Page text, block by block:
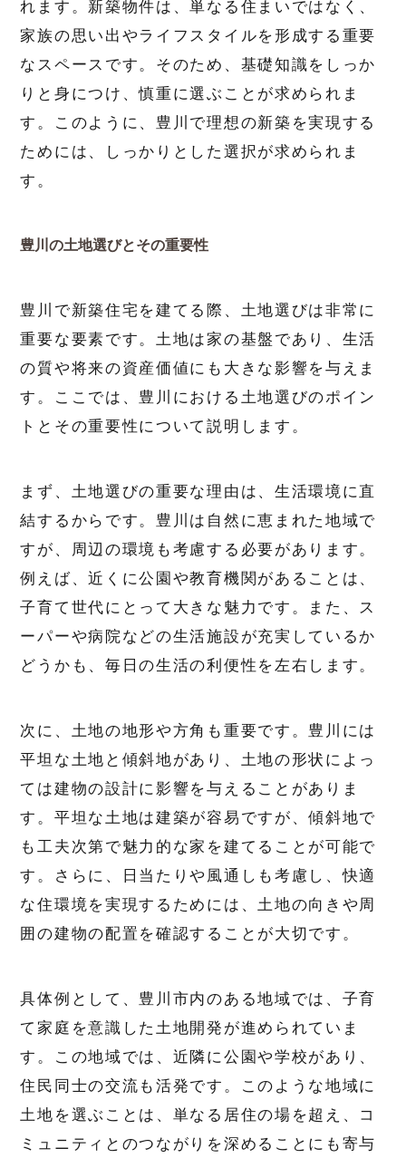
れます。新築物件は、単なる住まいではなく、
家族の思い出やライフスタイルを形成する重要
なスペースです。そのため、基礎知識をしっか
りと身につけ、慎重に選ぶことが求められま
す。このように、豊川で理想の新築を実現する
ためには、しっかりとした選択が求められま
す。
豊川の土地選びとその重要性
豊川で新築住宅を建てる際、土地選びは非常に
重要な要素です。土地は家の基盤であり、生活
の質や将来の資産価値にも大きな影響を与えま
す。ここでは、豊川における土地選びのポイン
トとその重要性について説明します。
まず、土地選びの重要な理由は、生活環境に直
結するからです。豊川は自然に恵まれた地域で
すが、周辺の環境も考慮する必要があります。
例えば、近くに公園や教育機関があることは、
子育て世代にとって大きな魅力です。また、ス
ーパーや病院などの生活施設が充実しているか
どうかも、毎日の生活の利便性を左右します。
次に、土地の地形や方角も重要です。豊川には
平坦な土地と傾斜地があり、土地の形状によっ
ては建物の設計に影響を与えることがありま
す。平坦な土地は建築が容易ですが、傾斜地で
も工夫次第で魅力的な家を建てることが可能で
す。さらに、日当たりや風通しも考慮し、快適
な住環境を実現するためには、土地の向きや周
囲の建物の配置を確認することが大切です。
具体例として、豊川市内のある地域では、子育
て家庭を意識した土地開発が進められていま
す。この地域では、近隣に公園や学校があり、
住民同士の交流も活発です。このような地域に
土地を選ぶことは、単なる居住の場を超え、コ
ミュニティとのつながりを深めることにも寄与